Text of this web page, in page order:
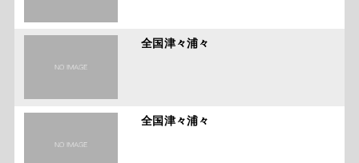
全国津々浦々
全国津々浦々